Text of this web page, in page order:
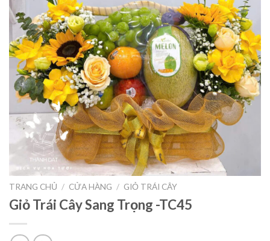
TRANG CHỦ / CỬA HÀNG / GIỎ TRÁI CÂY
Giỏ Trái Cây Sang Trọng -TC45